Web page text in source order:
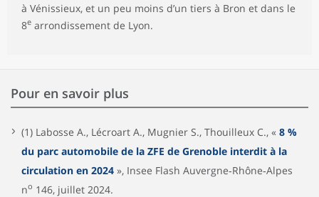
à Vénissieux, et un peu moins d’un tiers à Bron et dans le
8e arrondissement de Lyon.
Pour en savoir plus
(1) Labosse A., Lécroart A., Mugnier S., Thouilleux C., « 8 %
du parc automobile de la ZFE de Grenoble interdit à la
circulation en 2024 », Insee Flash Auvergne‑Rhône‑Alpes
no 146, juillet 2024.